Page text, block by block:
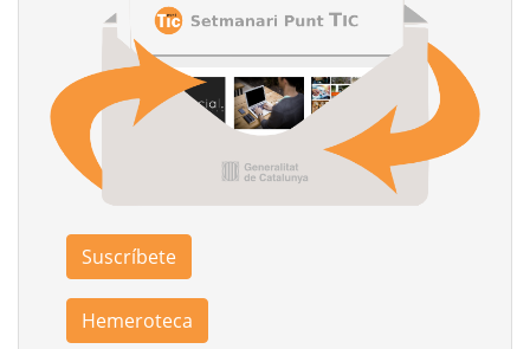
Suscríbete
Hemeroteca